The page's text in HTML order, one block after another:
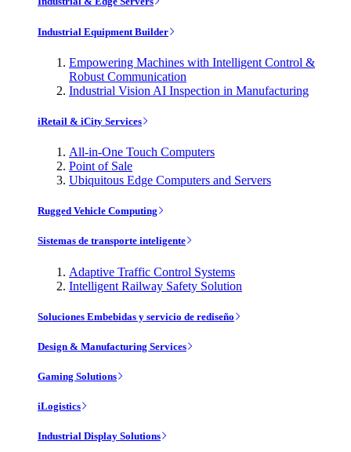
Industrial Equipment Builder
Empowering Machines with Intelligent Control &
Robust Communication
Industrial Vision AI Inspection in Manufacturing
iRetail & iCity Services
All-in-One Touch Computers
Point of Sale
Ubiquitous Edge Computers and Servers
Rugged Vehicle Computing
Sistemas de transporte inteligente
Adaptive Traffic Control Systems
Intelligent Railway Safety Solution
Soluciones Embebidas y servicio de rediseño
Design & Manufacturing Services
Gaming Solutions
iLogistics
Industrial Display Solutions